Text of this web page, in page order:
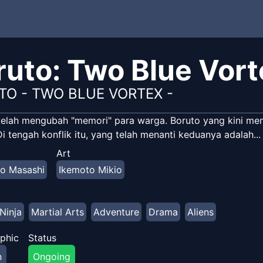
Two Blue
- TWO BLUE VORTEX -
mengubah "memori" para warga. Boruto yang kini
tengah konflik itu, yang telah menanti keduanya adalah...
Masashi
Art
Ikemoto Mikio
Ninja Martial Arts Adventure Drama Aliens
Status
Ongoing